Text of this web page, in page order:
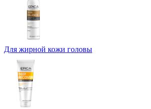
Для жирной кожи головы